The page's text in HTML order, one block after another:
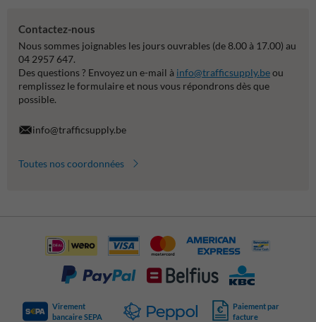
Contactez-nous
Nous sommes joignables les jours ouvrables (de 8.00 à 17.00) au
04 2957 647.
Des questions ? Envoyez un e-mail à info@trafficsupply.beou
remplissez le formulaire et nous vous répondrons dès que
possible.
info@trafficsupply.be
Toutes nos coordonnées
Virement
bancaire SEPA
Paiement par
facture